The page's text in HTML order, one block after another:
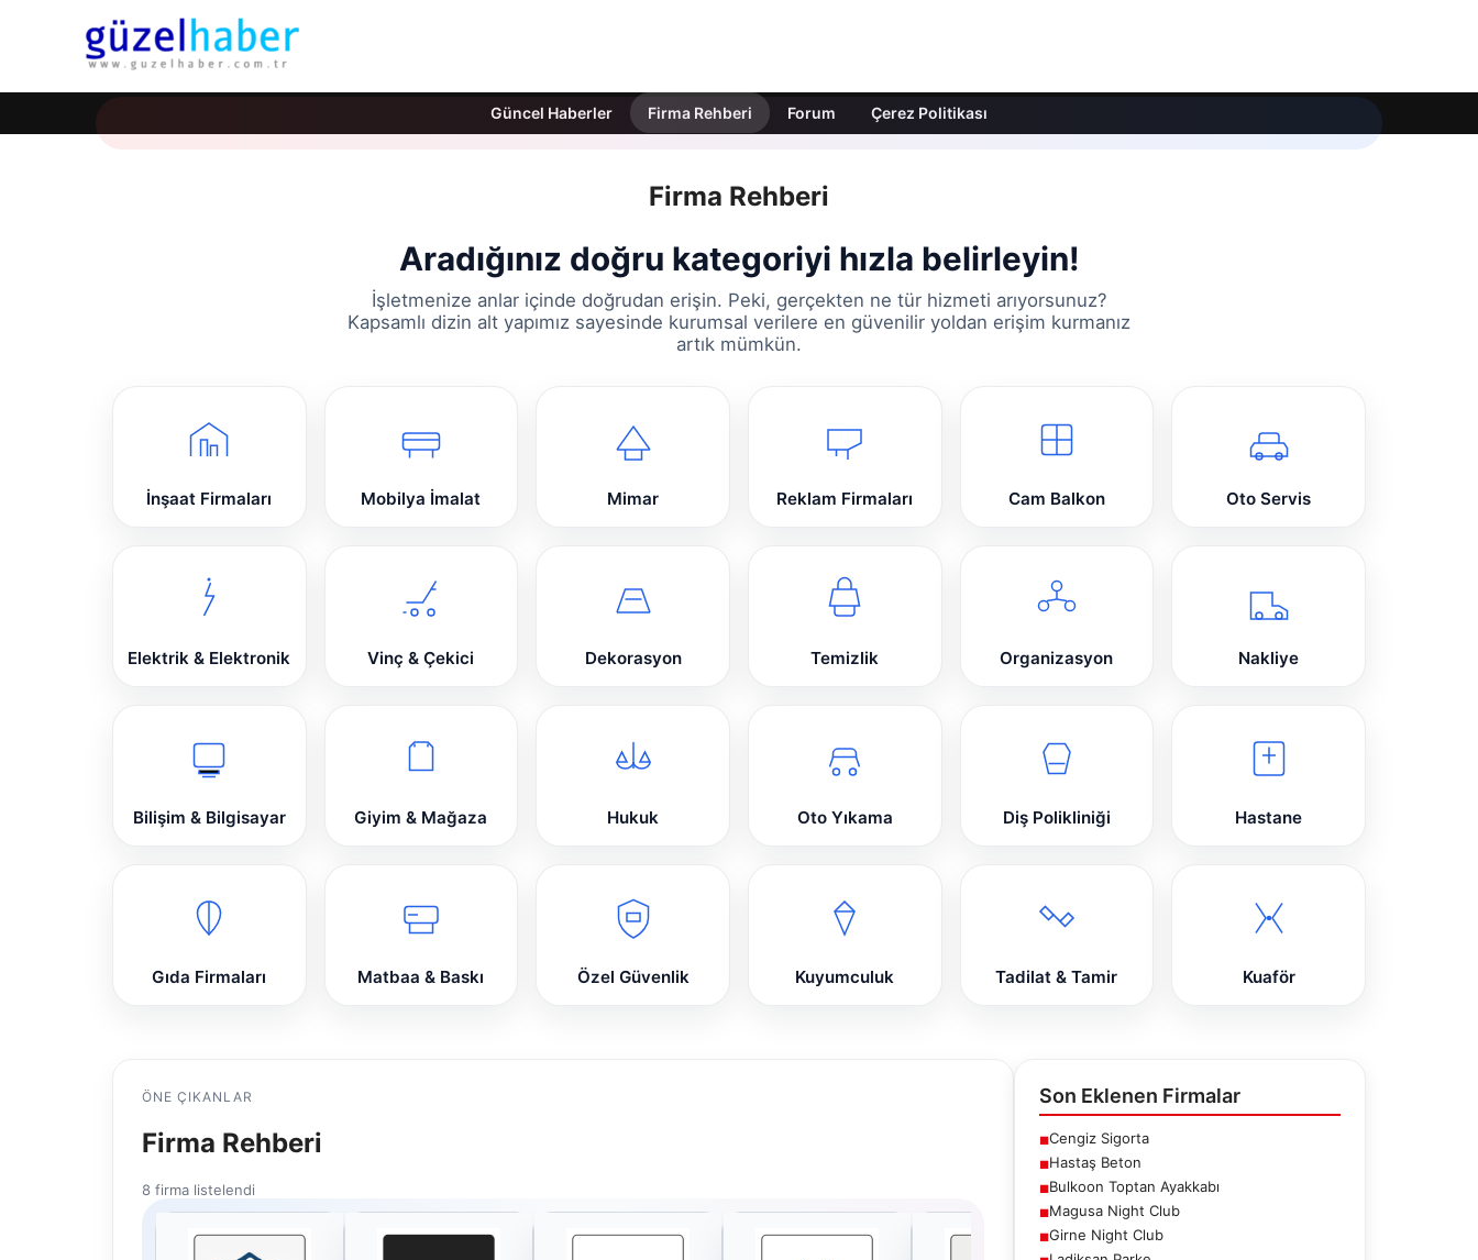
Güncel Haberler Firma Rehberi Forum Çerez Politikası
Firma Rehberi
Aradığınız doğru kategoriyi hızla belirleyin!
İşletmenize anlar içinde doğrudan erişin. Peki, gerçekten ne tür hizmeti arıyorsunuz?
Kapsamlı dizin alt yapımız sayesinde kurumsal verilere en güvenilir yoldan erişim kurmanız
artık mümkün.
İnşaat Firmaları Mobilya İmalat Mimar Reklam Firmaları Cam Balkon Oto Servis
Elektrik & Elektronik Vinç & Çekici Dekorasyon Temizlik Organizasyon Nakliye
Bilişim & Bilgisayar Giyim & Mağaza Hukuk Oto Yıkama Diş Polikliniği Hastane
Gıda Firmaları Matbaa & Baskı Özel Güvenlik Kuyumculuk Tadilat & Tamir Kuaför
ÖNE ÇIKANLAR
Firma Rehberi
8 firma listelendi
Son Eklenen Firmalar
■Cengiz Sigorta
■Hastaş Beton
■Bulkoon Toptan Ayakkabı
■Magusa Night Club
■Girne Night Club